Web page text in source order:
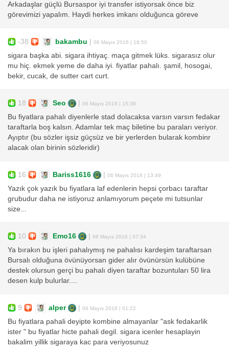
Arkadaşlar güçlü Bursaspor iyi transfer istiyorsak önce biz
görevimizi yapalım. Haydi herkes imkanı olduğunca göreve
-38 bakambu 06 Mayıs 2016 | 18:50
sigara başka abi. sigara ihtiyaç. maça gitmek lüks. sigarasız olur
mu hiç. ekmek yeme de daha iyi. fiyatlar pahalı. şamil, hosogai,
bekir, cucak, de sutter cart curt.
18 Seo 06 Mayıs 2016 | 15:39
Bu fiyatlara pahalı diyenlerle stad dolacaksa varsın varsın fedakar
taraftarla boş kalsın. Adamlar tek maç biletine bu paraları veriyor.
Ayıptır (bu sözler işsiz güçsüz ve bir yerlerden bularak kombinr
alacak olan birinin sözleridir)
16 Bariss1616 06 Mayıs 2016 | 13:49
Yazık çok yazık bu fiyatlara laf edenlerin hepsi çorbacı taraftar
grubudur daha ne istiyoruz anlamıyorum peçete mi tutsunlar
size...
10 Emo16 06 Mayıs 2016 | 07:34
Ya bırakın bu işleri pahalıymış ne pahalısı kardeşim taraftarsan
Bursalı olduğuna övünüyorsan gider alır övünürsün kulübüne
destek olursun gerçi bu pahalı diyen taraftar bozuntuları 50 lira
desen kulp bulurlar....
9 alper 06 Mayıs 2016 | 01:22
Bu fiyatlara pahali deyipte kombine almayanlar "ask fedakarlik
ister " bu fiyatlar hicte pahali degil. sigara icenler hesaplayin
bakalim yillik sigaraya kac para veriyosunuz